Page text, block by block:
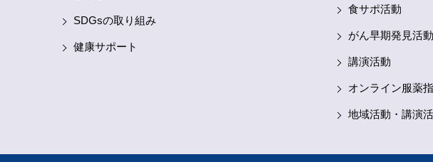
SDGsの取り組み
健康サポート
食サポ活動
がん早期発見活動
講演活動
オンライン服薬
地域活動・講演